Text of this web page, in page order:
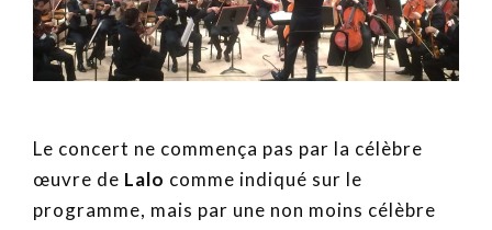
Le concert ne commença pas par la célèbre
œuvre de Lalo comme indiqué sur le
programme, mais par une non moins célèbre